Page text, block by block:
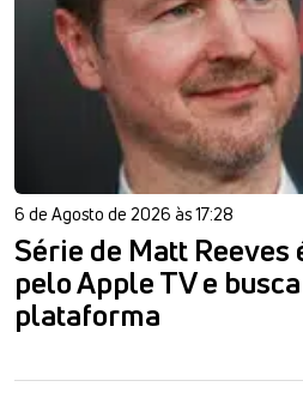
6 de Agosto de 2026 às 17:28
Série de Matt Reeves
pelo Apple TV e
plataforma